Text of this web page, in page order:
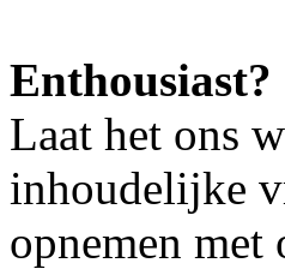
Enthousiast?
Laat het ons
inhoudelijke
opnemen met